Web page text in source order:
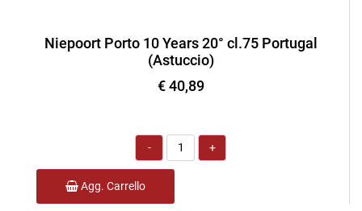
Niepoort Porto 10 Years 20° cl.75 Portugal
(Astuccio)
€ 40,89
Quantità
Agg. Carrello